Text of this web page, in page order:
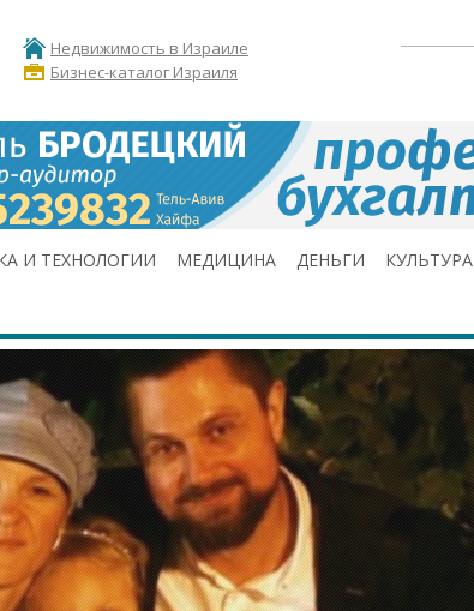
Недвижимость в Израиле
Бизнес-каталог Израиля
И ТЕХНОЛОГИИ МЕДИЦИНА ДЕНЬГИ КУЛЬТУРА